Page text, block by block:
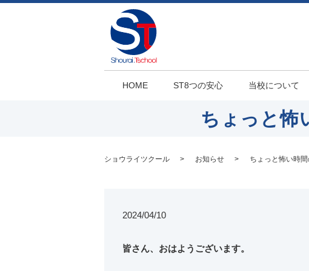
HOME ST8つの安心 当校について
ちょっと怖
ショウライツクール お知らせ ちょっと怖い時
2024/04/10
皆さん、おはようございます。